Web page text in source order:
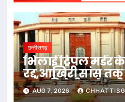
छत्तीसगढ़
भिलाई ट्रिपल
रद्द,आखिरी सांस
माह की बेटी समेत
हाईकोर्ट बोला-
AUG 7, 2026